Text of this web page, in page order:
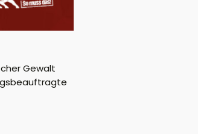
Gewalt